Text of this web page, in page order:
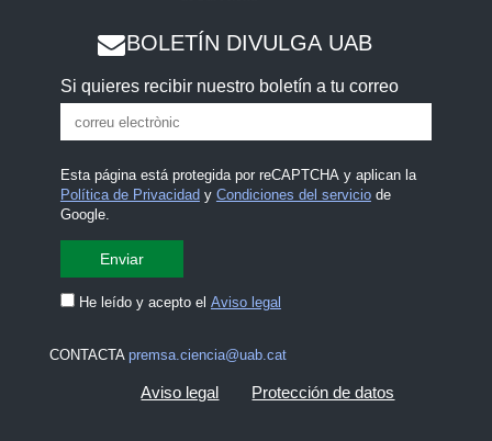
BOLETÍN DIVULGA UAB
Si quieres recibir nuestro boletín a tu correo
Esta página está protegida por reCAPTCHA y aplican la
Política de Privacidad y Condiciones del serviciode
Google.
He leído y acepto el Aviso legal
CONTACTA premsa.ciencia@uab.cat
Aviso legal Protección de datos